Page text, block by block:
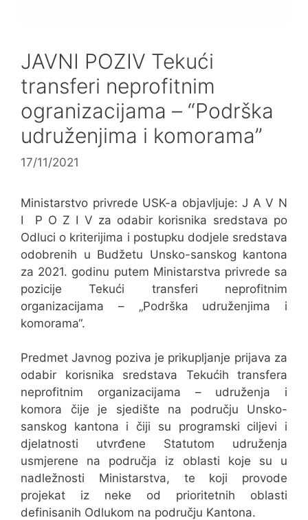
JAVNI POZIV Tekući
transferi neprofitnim
ogranizacijama – “Podrška
udruženjima i komorama”
17/11/2021
Ministarstvo privrede USK-a objavljuje: J A V N
I P O Z I V za odabir korisnika sredstava po
Odluci o kriterijima i postupku dodjele sredstava
odobrenih u Budžetu Unsko-sanskog kantona
za 2021. godinu putem Ministarstva privrede sa
pozicije Tekući transferi neprofitnim
organizacijama – „Podrška udruženjima i
komorama“.
Predmet Javnog poziva je prikupljanje prijava za
odabir korisnika sredstava Tekućih transfera
neprofitnim organizacijama – udruženja i
komora čije je sjedište na području Unsko-
sanskog kantona i čiji su programski ciljevi i
djelatnosti utvrđene Statutom udruženja
usmjerene na područja iz oblasti koje su u
nadležnosti Ministarstva, te koji provode
projekat iz neke od prioritetnih oblasti
definisanih Odlukom na području Kantona.